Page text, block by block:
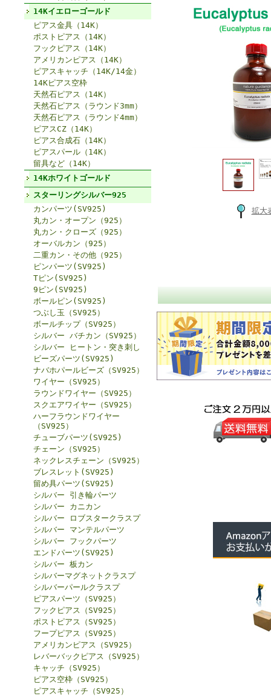
14Kイエローゴールド
ピアス金具（14K）
ポストピアス（14K）
フックピアス（14K）
アメリカンピアス（14K）
ピアスキャッチ（14K/14金）
14Kピアス空枠
天然石ピアス（14K）
天然石ピアス（ラウンド3mm）
天然石ピアス（ラウンド4mm）
ピアスCZ（14K）
ピアス合成石（14K）
ピアスパール（14K）
留具など（14K）
14Kホワイトゴールド
スターリングシルバー925
カンパーツ(SV925)
丸カン・オープン（925）
丸カン・クローズ（925）
オーバルカン（925）
二重カン・その他（925）
ピンパーツ(SV925)
Tピン(SV925)
9ピン(SV925)
ボールピン(SV925)
つぶし玉（SV925）
ボールチップ（SV925）
シルバー バチカン（SV925）
シルバー ヒートン・突き刺し
ビーズパーツ(SV925)
ナバホパールビーズ（SV925）
ワイヤー（SV925）
ラウンドワイヤー（SV925）
スクエアワイヤー（SV925）
ハーフラウンドワイヤー
（SV925）
チューブパーツ(SV925)
チェーン（SV925）
ネックレスチェーン（SV925）
ブレスレット(SV925)
留め具パーツ(SV925)
シルバー 引き輪パーツ
シルバー カニカン
シルバー ロブスタークラスプ
シルバー マンテルパーツ
シルバー フックパーツ
エンドパーツ(SV925)
シルバー 板カン
シルバーマグネットクラスプ
シルバーパールクラスプ
ピアスパーツ（SV925）
フックピアス（SV925）
ポストピアス（SV925）
フープピアス（SV925）
アメリカンピアス（SV925）
レバーバックピアス（SV925）
キャッチ（SV925）
ピアス空枠（SV925）
ピアスキャッチ（SV925）
拡大